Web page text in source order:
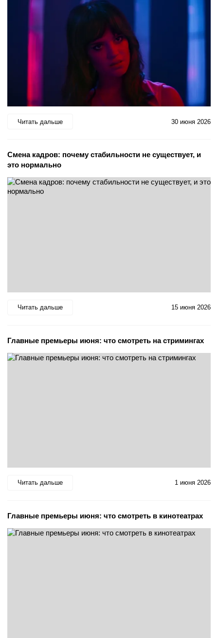
Читать дальше 30 июня 2026
Смена кадров: почему стабильности не существует, и
это нормально
Читать дальше 15 июня 2026
Главные премьеры июня: что смотреть на стримингах
Читать дальше 1 июня 2026
Главные премьеры июня: что смотреть в кинотеатрах